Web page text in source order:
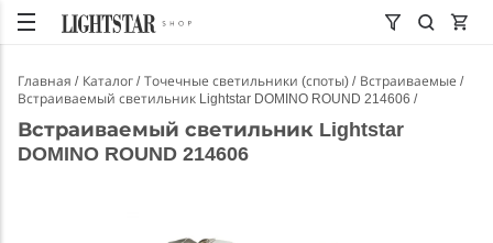
Главная Каталог Точечные светильники (споты)
Встраиваемые
Встраиваемый светильник Lightstar DOMINO ROUND 214606
Встраиваемый светильник Lightstar
DOMINO ROUND 214606